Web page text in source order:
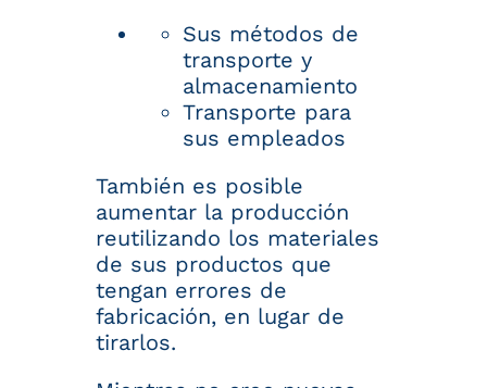
Sus métodos de
transporte y
almacenamiento
Transporte para
sus empleados
También es posible
aumentar la producción
reutilizando los materiales
de sus productos que
tengan errores de
fabricación, en lugar de
tirarlos.